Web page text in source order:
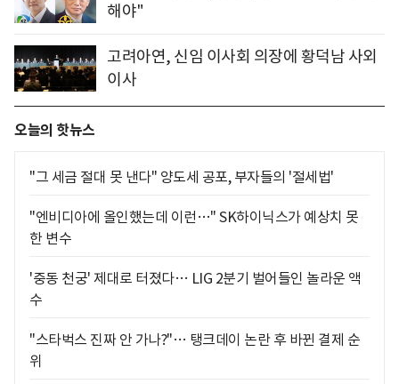
해야"
고려아연, 신임 이사회 의장에 황덕남 사외
이사
오늘의 핫뉴스
"그 세금 절대 못 낸다" 양도세 공포, 부자들의 '절세법'
"엔비디아에 올인했는데 이런…" SK하이닉스가 예상치 못
한 변수
'중동 천궁' 제대로 터졌다… LIG 2분기 벌어들인 놀라운 액
수
"스타벅스 진짜 안 가나?"… 탱크데이 논란 후 바뀐 결제 순
위